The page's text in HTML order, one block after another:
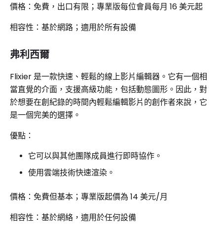
價格：免費，出口有限；專業版每位會員每月 16 美元起
相容性：基於網路；適用於所有設備
弗利西爾
Flixier 是一款快速、輕鬆的線上影片編輯器。它有一個相
當直覺的介面，支援高級功能，包括動態圖形。因此，對
於想要在創紀錄的時間內輕鬆編輯影片的創作者來說，它
是一個完美的選擇。
優點：
它可以與其他團隊成員進行即時協作。
使用雲端技術快速渲染。
價格：免費但基本；專業版起價為 14 美元/月
相容性：基於網絡，適用於任何設備